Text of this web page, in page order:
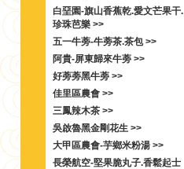
白堊園-旗山香蕉乾.愛文芒果干.
珍珠芭樂 >>
五一牛蒡-牛蒡茶.茶包 >>
阿貴-屏東歸來牛蒡 >>
好蒡蒡黑牛蒡 >>
佳里區農會 >>
三鳳辣木茶 >>
吳啟魯黑金剛花生 >>
大甲區農會-芋鄉米粉湯 >>
長榮航空-堅果脆丸子.香鬆起士